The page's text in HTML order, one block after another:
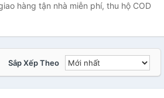
hàng tận nhà miễn phí, thu hộ COD
Sắp Xếp Theo